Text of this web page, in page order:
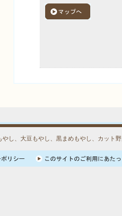
し、大豆もやし、黒まめもやし、カット